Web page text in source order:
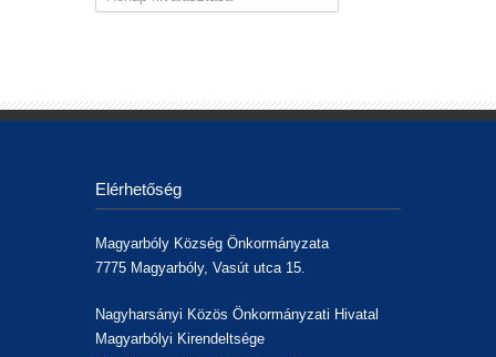
Elérhetőség
Magyarbóly Község Önkormányzata
7775 Magyarbóly, Vasút utca 15.
Nagyharsányi Közös Önkormányzati Hivatal
Magyarbólyi Kirendeltsége